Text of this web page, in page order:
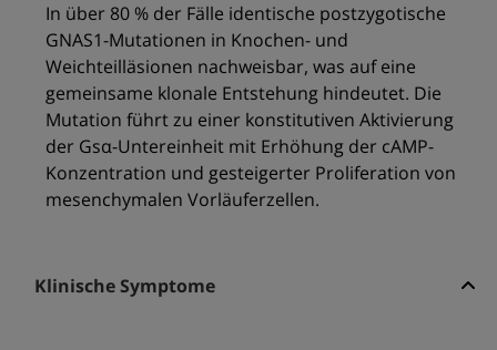
In über 80 % der Fälle identische postzygotische
GNAS1-Mutationen in Knochen- und
Weichteilläsionen nachweisbar, was auf eine
gemeinsame klonale Entstehung hindeutet. Die
Mutation führt zu einer konstitutiven Aktivierung
der Gsα-Untereinheit mit Erhöhung der cAMP-
Konzentration und gesteigerter Proliferation von
mesenchymalen Vorläuferzellen.
Klinische Symptome